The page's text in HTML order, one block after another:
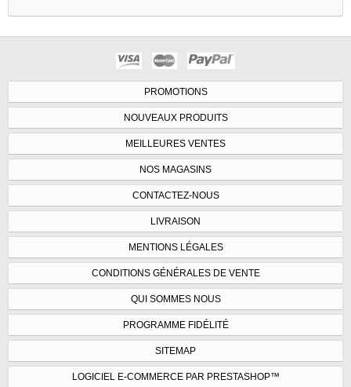
PROMOTIONS
NOUVEAUX PRODUITS
MEILLEURES VENTES
NOS MAGASINS
CONTACTEZ-NOUS
LIVRAISON
MENTIONS LÉGALES
CONDITIONS GÉNÉRALES DE VENTE
QUI SOMMES NOUS
PROGRAMME FIDÉLITÉ
SITEMAP
LOGICIEL E-COMMERCE PAR PRESTASHOP™